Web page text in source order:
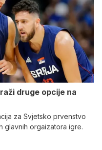
druge opcije na
za Svjetsko prvenstvo
glavnih orgaizatora igre.